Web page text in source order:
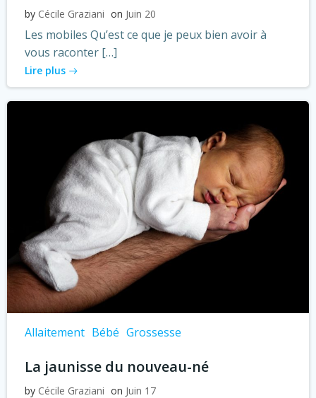
by Cécile Graziani on Juin 20
Les mobiles Qu’est ce que je peux bien avoir à
vous raconter […]
Lire plus
Allaitement Bébé Grossesse
La jaunisse du nouveau-né
by Cécile Graziani on Juin 17